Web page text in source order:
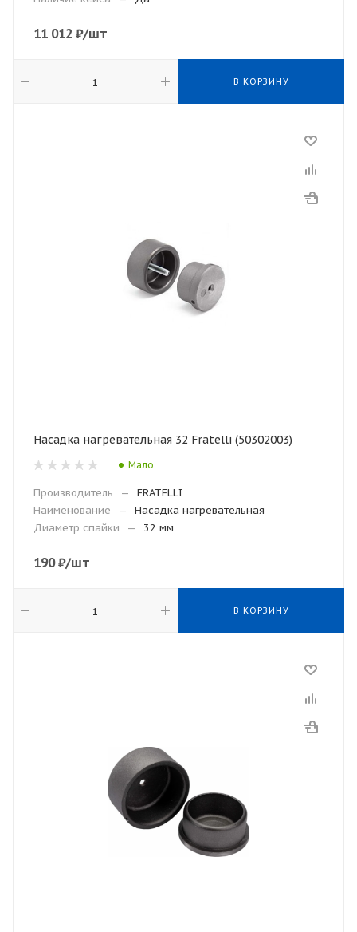
11 012 ₽/шт
В КОРЗИНУ
Насадка нагревательная 32 Fratelli (50302003)
Мало
Производитель —
FRATELLI
Наименование
—
Насадка нагревательная
Диаметр спайки
— 32 мм
190₽/шт
В КОРЗИНУ